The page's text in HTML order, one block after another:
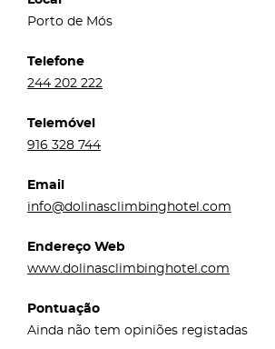
Porto de Mós
Telefone
244 202 222
Telemóvel
916 328 744
Email
info@dolinasclimbinghotel.com
Endereço Web
www.dolinasclimbinghotel.com
Pontuação
Ainda não tem opiniões registadas